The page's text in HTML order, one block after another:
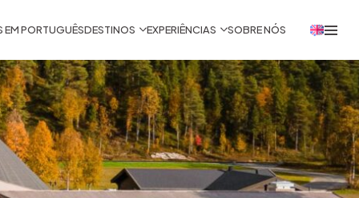
EM PORTUGUÊSDESTINOS EXPERIÊNCIAS SOBRE NÓS